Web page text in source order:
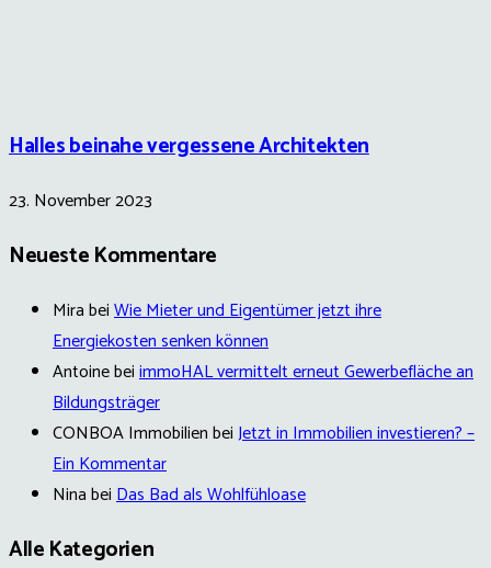
Halles beinahe vergessene Architekten
23. November 2023
Neueste Kommentare
MirabeiWie Mieter und Eigentümer jetzt ihre
Energiekosten senken können
AntoinebeiimmoHAL vermittelt erneut Gewerbefläche an
Bildungsträger
CONBOA ImmobilienbeiJetzt in Immobilien investieren? –
Ein Kommentar
NinabeiDas Bad als Wohlfühloase
Alle Kategorien